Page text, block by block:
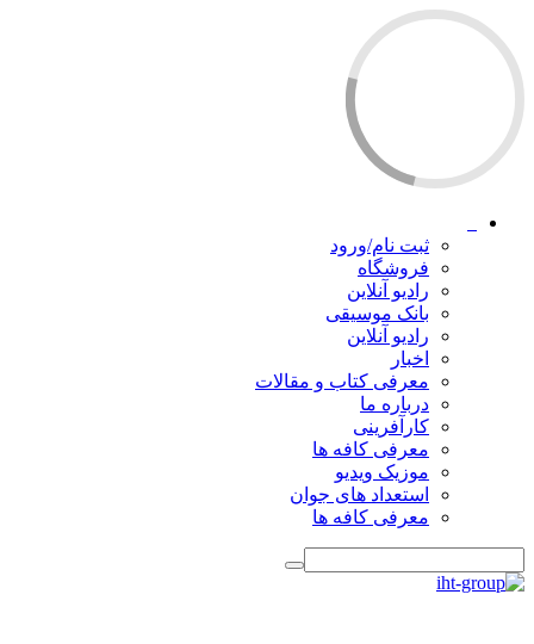
ثبت نام/ورود
فروشگاه
رادیو آنلاین
بانک موسیقی
رادیو آنلاین
اخبار
معرفی کتاب و مقالات
درباره ما
کارآفرینی
معرفی کافه ها
موزیک ویدیو
استعداد های جوان
معرفی کافه ها